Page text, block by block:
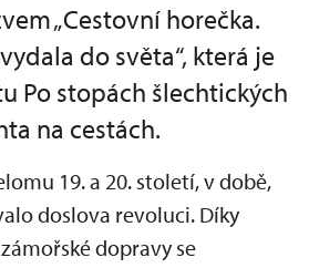
„Cestovní horečka.
do světa“, která je
Po stopách šlechtických
na cestách.
19. a 20. století, v době,
doslova revoluci. Díky
dopravy se